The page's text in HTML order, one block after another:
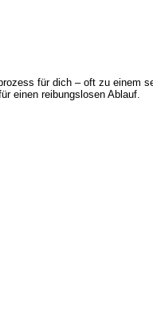
für dich – oft zu einem
einen reibungslosen Ablauf.